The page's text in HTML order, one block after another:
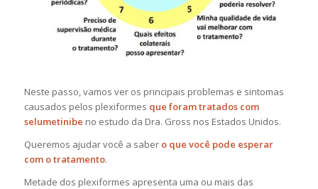
Neste passo, vamos ver os principais problemas e sintomas
causados pelos plexiformes que foram tratados com
selumetinibe no estudo da Dra. Gross nos Estados Unidos.
Queremos ajudar você a sabero que você pode esperar
com o tratamento.
Metade dos plexiformes apresenta uma ou mais das